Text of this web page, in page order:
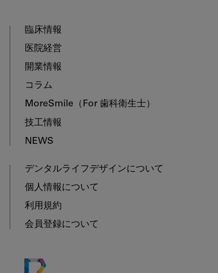
臨床情報
医院経営
開業情報
コラム
MoreSmile （For 歯科衛生士）
技工情報
NEWS
デンタルライフデザインについて
個人情報について
利用規約
会員登録について